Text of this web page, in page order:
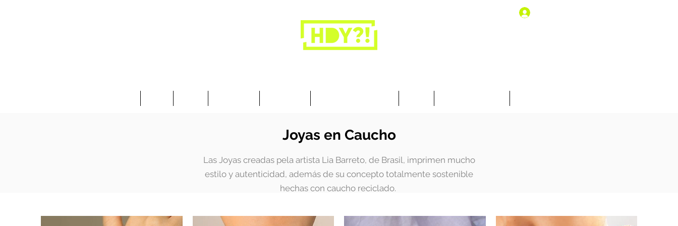
Joyas en Caucho
Las Joyas creadas pela artista Lia Barreto, de Brasil, imprimen mucho
estilo y autenticidad, además de su concepto totalmente sostenible
hechas con caucho reciclado.